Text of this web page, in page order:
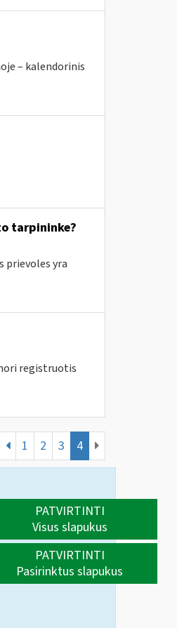
– kalendorinis
tarpininke?
prievoles yra
registruotis
1 2 3 4
PATVIRTINTI
Visus slapukus
PATVIRTINTI
Pasirinktus slapukus